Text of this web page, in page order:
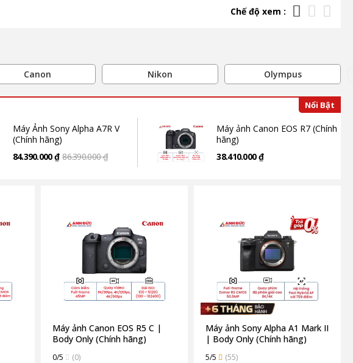
Chế độ xem :
Canon Nikon Olympus
Nổi Bật
Máy Ảnh Sony Alpha A7R V
(Chính hãng)
84.390.000 ₫ 86.390.000 ₫
Máy ảnh Canon EOS R7 (Chính
hãng)
38.410.000 ₫
Máy ảnh Canon EOS R5 C |
Body Only (Chính hãng)
0/5 (0)
Máy ảnh Sony Alpha A1 Mark II
| Body Only (Chính hãng)
5/5 (55)